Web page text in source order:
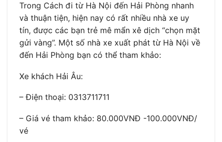
Trong Cách đi từ Hà Nội đến Hải Phòng nhanh
và thuận tiện, hiện nay có rất nhiều nhà xe uy
tín, được các bạn trẻ mê mẩn xê dịch “chọn mặt
gửi vàng”. Một số nhà xe xuất phát từ Hà Nội về
đến Hải Phòng bạn có thể tham khảo:
Xe khách Hải Âu:
– Điện thoại: 0313711711
– Giá vé tham khảo: 80.000VNĐ -100.000VNĐ/
vé